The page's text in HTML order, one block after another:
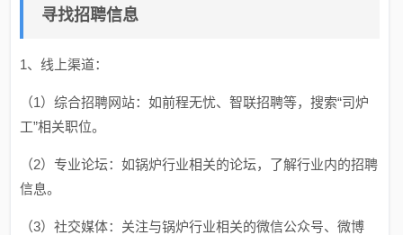
寻找招聘信息
1、线上渠道：
（1）综合招聘网站：如前程无忧、智联招聘等，搜索“司炉
工”相关职位。
（2）专业论坛：如锅炉行业相关的论坛，了解行业内的招聘
信息。
（3）社交媒体：关注与锅炉行业相关的微信公众号、微博